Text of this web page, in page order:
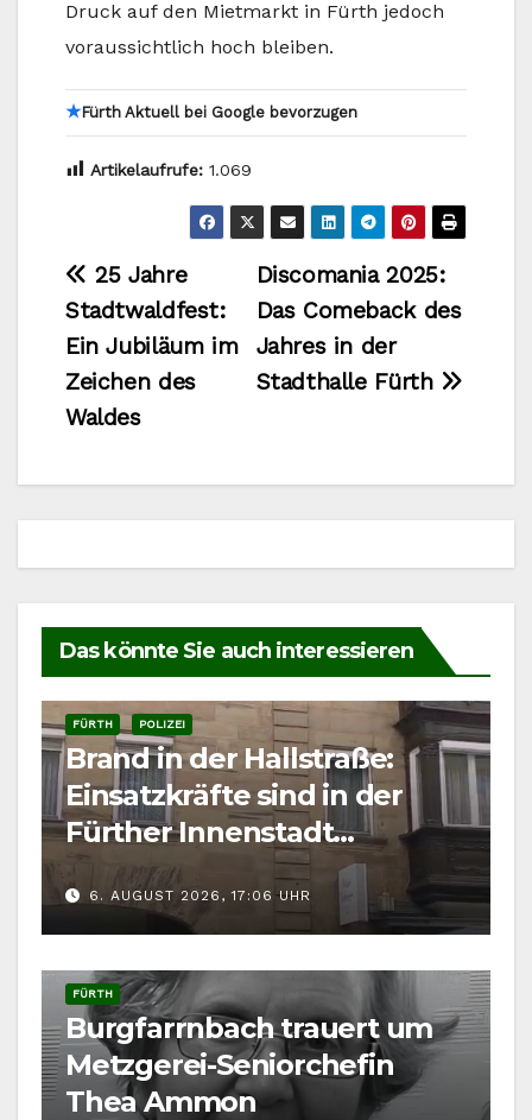
Druck auf den Mietmarkt in Fürth jedoch
voraussichtlich hoch bleiben.
★Fürth Aktuell bei Google bevorzugen
Artikelaufrufe: 1.069
Beitragsnavigation
Discomania 2025:
Das Comeback des
Jahres in der
Stadthalle Fürth
25 Jahre
Stadtwaldfest:
Ein Jubiläum im
Zeichen des
Waldes
Das könnte Sie auch interessieren
FÜRTH POLIZEI
Brand in der Hallstraße:
Einsatzkräfte sind in der
Fürther Innenstadt
gefordert
6. AUGUST 2026, 17:06 UHR
FÜRTH
Burgfarrnbach trauert um
Metzgerei-Seniorchefin
Thea Ammon